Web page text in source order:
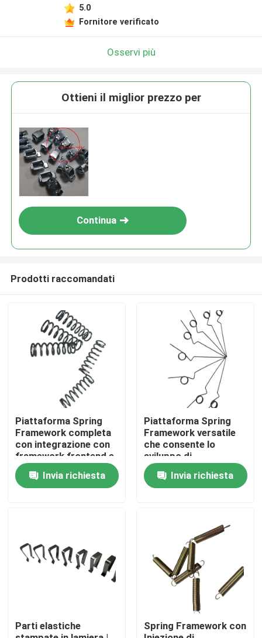
Casa
Video
5.0
Fornitore verificato
Osservi più
Ottieni il miglior prezzo per
Continua
Prodotti raccomandati
Piattaforma Spring
Framework completa
con integrazione con
framework frontend e
strumenti di sviluppo
API popolariInvia richiesta
Piattaforma Spring
Framework versatile
che consente lo
sviluppo di
applicazioni cloud
native con supporto
per l'orchestrazione
Invia richiesta
Parti elastiche
Spring Framework con